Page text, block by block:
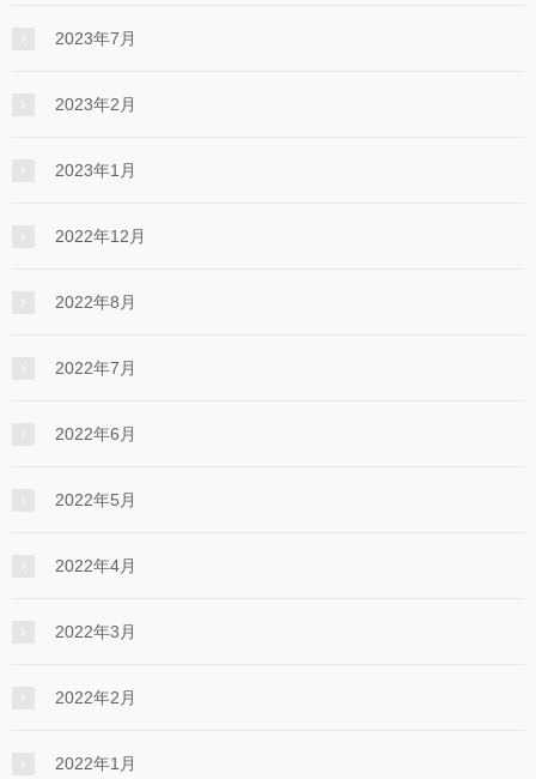
2023年7月
2023年2月
2023年1月
2022年12月
2022年8月
2022年7月
2022年6月
2022年5月
2022年4月
2022年3月
2022年2月
2022年1月